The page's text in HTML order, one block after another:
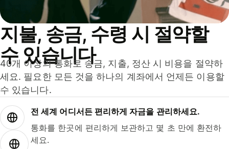
지불, 송금, 수령 시 절약할
수 있습니다
40개 이상의 통화로 송금, 지출, 정산 시 비용을 절약하
세요. 필요한 모든 것을 하나의 계좌에서 언제든 이용할
수 있습니다.
전 세계 어디서든 편리하게 자금을 관리하세요.
통화를 한곳에 편리하게 보관하고 몇 초 만에 환전하
세요.